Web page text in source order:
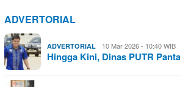
ADVERTORIAL
ADVERTORIAL 10 Mar 2026 - 10:40 WIB
Hingga Kini, Dinas PUTR